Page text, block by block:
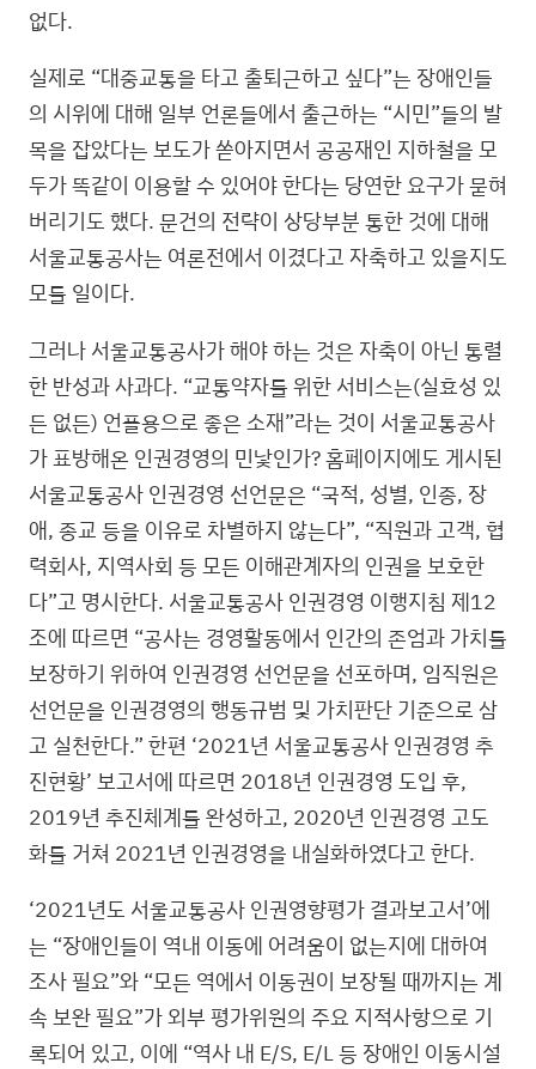
없다.
실제로 “대중교통을 타고 출퇴근하고 싶다”는 장애인들
의 시위에 대해 일부 언론들에서 출근하는 “시민”들의 발
목을 잡았다는 보도가 쏟아지면서 공공재인 지하철을 모
두가 똑같이 이용할 수 있어야 한다는 당연한 요구가 묻혀
버리기도 했다. 문건의 전략이 상당부분 통한 것에 대해
서울교통공사는 여론전에서 이겼다고 자축하고 있을지도
모를 일이다.
그러나 서울교통공사가 해야 하는 것은 자축이 아닌 통렬
한 반성과 사과다. “교통약자를 위한 서비스는(실효성 있
든 없든) 언플용으로 좋은 소재”라는 것이 서울교통공사
가 표방해온 인권경영의 민낯인가? 홈페이지에도 게시된
서울교통공사 인권경영 선언문은 “국적, 성별, 인종, 장
애, 종교 등을 이유로 차별하지 않는다”, “직원과 고객, 협
력회사, 지역사회 등 모든 이해관계자의 인권을 보호한
다”고 명시한다. 서울교통공사 인권경영 이행지침 제12
조에 따르면 “공사는 경영활동에서 인간의 존엄과 가치를
보장하기 위하여 인권경영 선언문을 선포하며, 임직원은
선언문을 인권경영의 행동규범 및 가치판단 기준으로 삼
고 실천한다.” 한편 ‘2021년 서울교통공사 인권경영 추
진현황’ 보고서에 따르면 2018년 인권경영 도입 후,
2019년 추진체계를 완성하고, 2020년 인권경영 고도
화를 거쳐 2021년 인권경영을 내실화하였다고 한다.
‘2021년도 서울교통공사 인권영향평가 결과보고서’에
는 “장애인들이 역내 이동에 어려움이 없는지에 대하여
조사 필요”와 “모든 역에서 이동권이 보장될 때까지는 계
속 보완 필요”가 외부 평가위원의 주요 지적사항으로 기
록되어 있고, 이에 “역사 내 E/S, E/L 등 장애인 이동시설